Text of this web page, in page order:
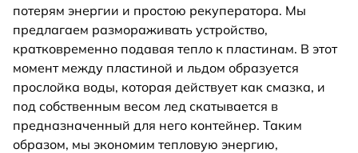
потерям энергии и простою рекуператора. Мы
предлагаем размораживать устройство,
кратковременно подавая тепло к пластинам. В этот
момент между пластиной и льдом образуется
прослойка воды, которая действует как смазка, и
под собственным весом лед скатывается в
предназначенный для него контейнер. Таким
образом, мы экономим тепловую энергию,